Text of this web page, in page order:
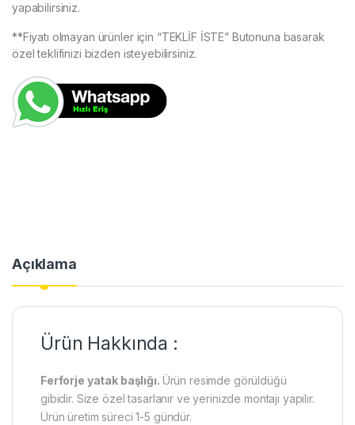
yapabilirsiniz.
**Fiyatı olmayan ürünler için “TEKLİF İSTE” Butonuna basarak
özel teklifinizi bizden isteyebilirsiniz.
Açıklama
Ürün Hakkında :
Ferforje yatak başlığı. Ürün resimde görüldüğü
gibidir. Size özel tasarlanır ve yerinizde montajı yapılır.
Ürün üretim süreci 1-5 gündür.